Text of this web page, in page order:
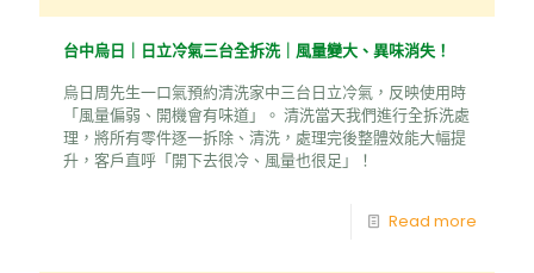
台中烏日｜日立冷氣三台全拆洗｜風量變大、異味消失！
烏日周先生一口氣預約清洗家中三台日立冷氣，反映使用時
「風量偏弱、開機會有味道」。 清洗當天我們進行全拆洗處
理，將所有零件逐一拆除、清洗，處理完後整體效能大幅提
升，客戶直呼「開下去很冷、風量也很足」！
Read more